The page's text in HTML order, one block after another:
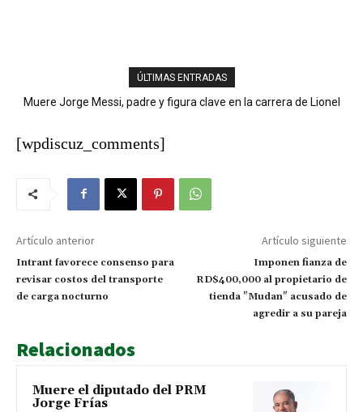
ÚLTIMAS ENTRADAS
Muere Jorge Messi, padre y figura clave en la carrera de Lionel
Sanjuanero Ferdy Agramonte conquista el oro en los 800 metros
[wpdiscuz_comments]
Artículo anterior
Intrant favorece consenso para
revisar costos del transporte
de carga nocturno
Artículo siguiente
Imponen fianza de
RD$400,000 al propietario de
tienda "Mudan" acusado de
agredir a su pareja
Relacionados
Muere el diputado del PRM
Jorge Frías